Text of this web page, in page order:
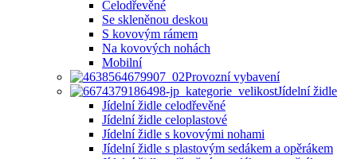
Celodřevěné
Se skleněnou deskou
S kovovým rámem
Na kovových nohách
Mobilní
Provozní vybavení
Jídelní židle
Jídelní židle celodřevěné
Jídelní židle celoplastové
Jídelní židle s kovovými nohami
Jídelní židle s plastovým sedákem a opěrákem